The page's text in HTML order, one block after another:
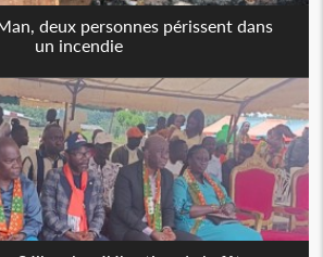
deux personnes périssent dans
un incendie